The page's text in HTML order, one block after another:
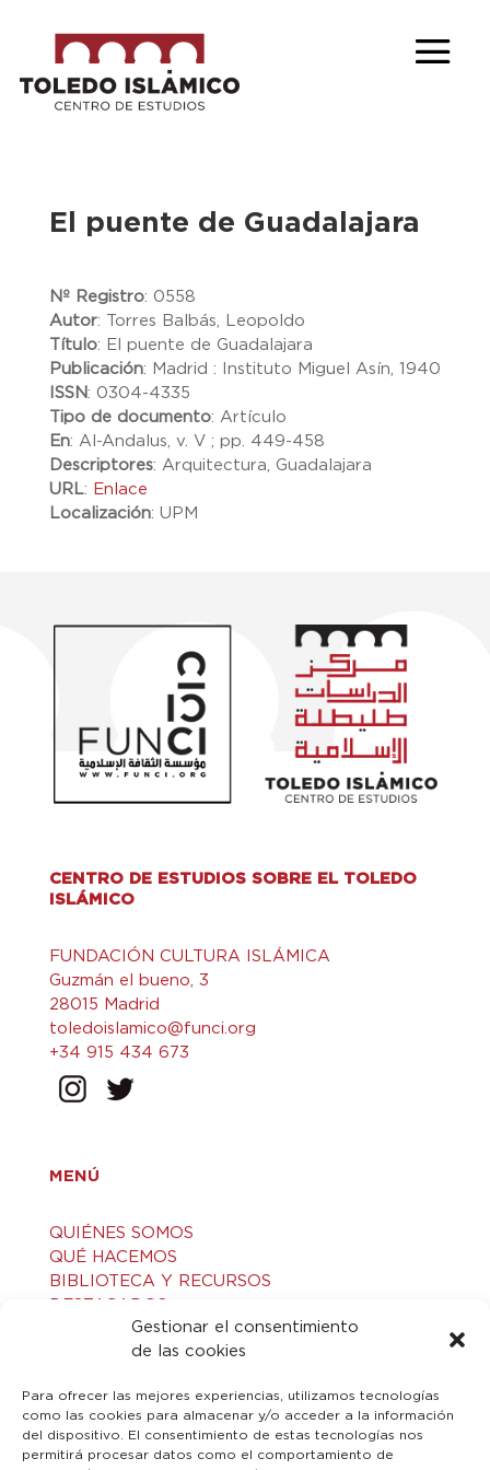
Gestionar el consentimiento
de las cookies
Para ofrecer las mejores experiencias, utilizamos tecnologías
como las cookies para almacenar y/o acceder a la información
del dispositivo. El consentimiento de estas tecnologías nos
permitirá procesar datos como el comportamiento de
El puente de Guadalajara
Nº Registro: 0558
Autor:
Torres Balbás, Leopoldo
Título: El puente de Guadalajara
Publicación: Madrid : Instituto Miguel Asín, 1940
ISSN: 0304-4335
Tipo de documento: Artículo
En: Al-Andalus, v. V ; pp. 449-458
Descriptores: Arquitectura, Guadalajara
URL: Enlace
Localización: UPM
CENTRO DE ESTUDIOS SOBRE EL TOLEDO
ISLÁMICO
FUNDACIÓN CULTURA ISLÁMICA
Guzmán el bueno, 3
28015 Madrid
toledoislamico@funci.org
+34 915 434 673
MENÚ
QUIÉNES SOMOS
QUÉ HACEMOS
BIBLIOTECA Y RECURSOS
DESTACADOS
ACTIVIDADES
VISITAS GUIADAS
LEGAL